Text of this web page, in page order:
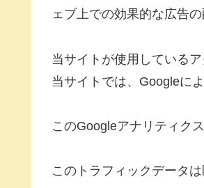
ェブ上での効果的な広告
当サイトが使用している
当サイトでは、Googleに
このGoogleアナリティク
このトラフィックデータ